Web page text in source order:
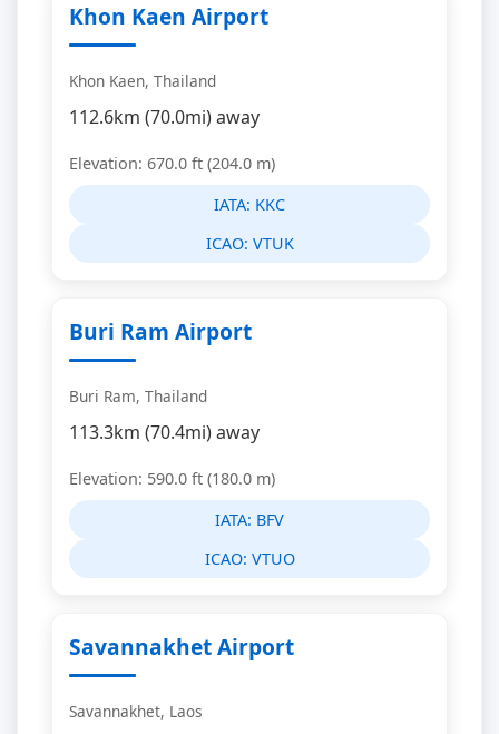
Khon Kaen Airport
Khon Kaen, Thailand
112.6km (70.0mi) away
Elevation: 670.0 ft (204.0 m)
IATA: KKC
ICAO: VTUK
Buri Ram Airport
Buri Ram, Thailand
113.3km (70.4mi) away
Elevation: 590.0 ft (180.0 m)
IATA: BFV
ICAO: VTUO
Savannakhet Airport
Savannakhet, Laos